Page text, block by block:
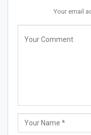
Your email